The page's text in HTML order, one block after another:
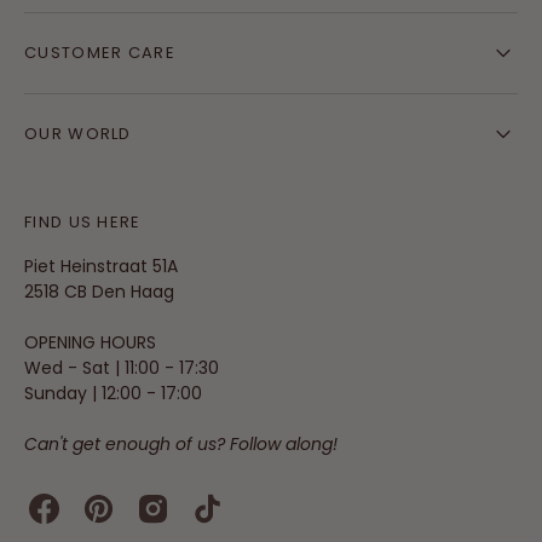
CUSTOMER CARE
OUR WORLD
FIND US HERE
Piet Heinstraat 51A
2518 CB Den Haag
OPENING HOURS
Wed - Sat | 11:00 - 17:30
Sunday | 12:00 - 17:00
Can't get enough of us? Follow along!
FacebookPinterestInstagram
TikTok